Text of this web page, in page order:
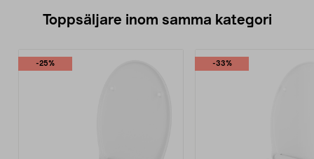
Toppsäljare inom samma kategori
-25% -33%